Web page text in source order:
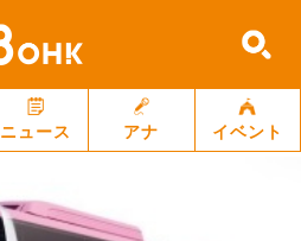
ニュース アナ イベント